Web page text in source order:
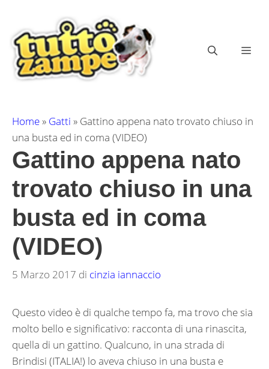
contenuto
Home» Gatti » Gattino appena nato trovato chiuso in
una busta ed in coma (VIDEO)
Gattino appena nato
trovato chiuso in una
busta ed in coma
(VIDEO)
5 Marzo 2017 di cinzia iannaccio
Questo video è di qualche tempo fa, ma trovo che sia
molto bello e significativo: racconta di una rinascita,
quella di un gattino. Qualcuno, in una strada di
Brindisi (ITALIA!) lo aveva chiuso in una busta e